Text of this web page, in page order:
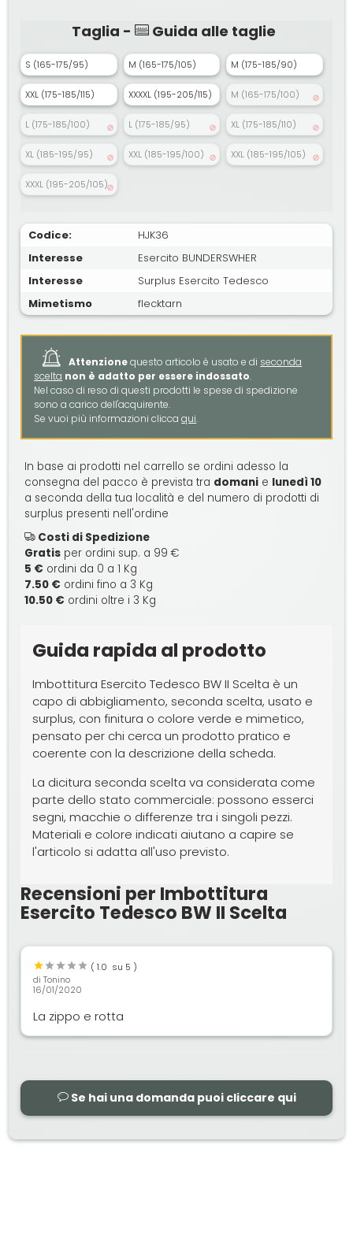
Taglia - Guida alle taglie
S (165-175/95) M (165-175/105) M (175-185/90)
XXL (175-185/115) XXXXL (195-205/115) M (165-175/100)
L (175-185/100) L (175-185/95) XL (175-185/110)
XL (185-195/95) XXL (185-195/100) XXL (185-195/105)
XXXL (195-205/105)
Codice:
HJK36
Interesse
Esercito BUNDERSWHER
Interesse
Surplus Esercito Tedesco
Mimetismo
flecktarn
Attenzionequesto articolo è usato e di seconda
scelta non è adatto per essere indossato.
Nel caso di reso di questi prodotti le spese di spedizione
sono a carico dell'acquirente.
Se vuoi più informazioni cliccaqui.
In base ai prodotti nel carrello se ordini adesso la
consegna del pacco è prevista tra domani e lunedì 10
a seconda della tua località e del numero di prodotti di
surplus presenti nell'ordine
Costi di Spedizione
Gratis per ordini sup. a 99 €
5 € ordini da 0 a 1 Kg
7.50 € ordini fino a 3 Kg
10.50 € ordini oltre i 3 Kg
Guida rapida al prodotto
Imbottitura Esercito Tedesco BW II Scelta è un
capo di abbigliamento, seconda scelta, usato e
surplus, con finitura o colore verde e mimetico,
pensato per chi cerca un prodotto pratico e
coerente con la descrizione della scheda.
La dicitura seconda scelta va considerata come
parte dello stato commerciale: possono esserci
segni, macchie o differenze tra i singoli pezzi.
Materiali e colore indicati aiutano a capire se
l'articolo si adatta all'uso previsto.
Recensioni per Imbottitura
Esercito Tedesco BW II Scelta
(1.0 su 5 )
diTonino
16/01/2020
La zippo e rotta
Se hai una domanda puoi cliccare qui